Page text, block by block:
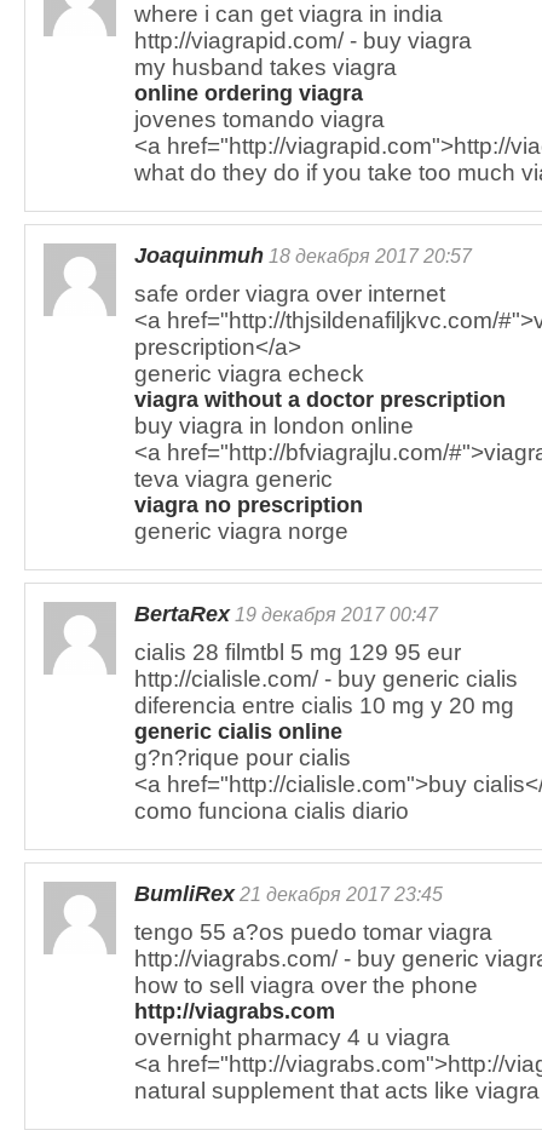
where i can get viagra in india
http://viagrapid.com/ - buy viagra
my husband takes viagra
online ordering viagra
jovenes tomando viagra
<a href="http://viagrapid.com">http://
what do they do if you take too much
Joaquinmuh 18 декабря 2017 20:57
safe order viagra over internet
<a href="http://thjsildenafiljkvc.com/
prescription</a>
generic viagra echeck
viagra without a doctor prescription
buy viagra in london online
<a href="http://bfviagrajlu.com/
teva viagra generic
viagra no prescription
generic viagra norge
BertaRex19 декабря 2017 00:47
cialis 28 filmtbl 5 mg 129 95 eur
http://cialisle.com/ - buy generic cialis
diferencia entre cialis 10 mg y 20 mg
generic cialis online
g?n?rique pour cialis
<a href="http://cialisle.com">buy
como funciona cialis diario
BumliRex21 декабря 2017 23:45
tengo 55 a?os puedo tomar viagra
http://viagrabs.com/ - buy generic
how to sell viagra over the phone
http://viagrabs.com
overnight pharmacy 4 u viagra
<a href="http://viagrabs.com">http://
natural supplement that acts like viagra